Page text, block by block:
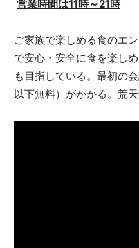
営業時間は11時～21時
ご家族で楽しめる食のエ
で安心・安全に食を楽し
も目指している。最初の
以下無料）がかかる。荒天